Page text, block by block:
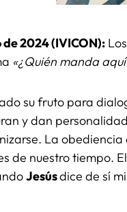
2024 (IVICON):
«¿Quién manda
su fruto para
y dan
La
de nuestro tiempo.
Jesúsdice de sí